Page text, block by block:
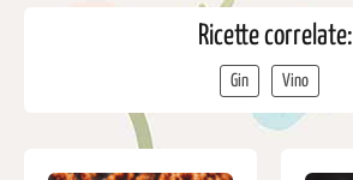
Ricette correlate:
Gin Vino